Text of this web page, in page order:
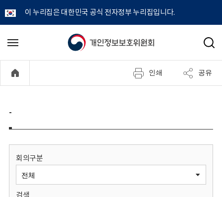
이 누리집은 대한민국 공식 전자정부 누리집입니다.
개
정
보
메
기
검
인쇄 공유
-
회의구분
검색